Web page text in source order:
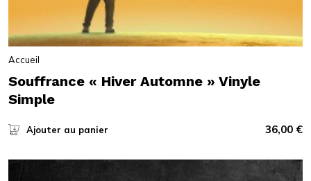
Accueil
Souffrance « Hiver Automne » Vinyle
Simple
Ajouter au panier 36,00 €